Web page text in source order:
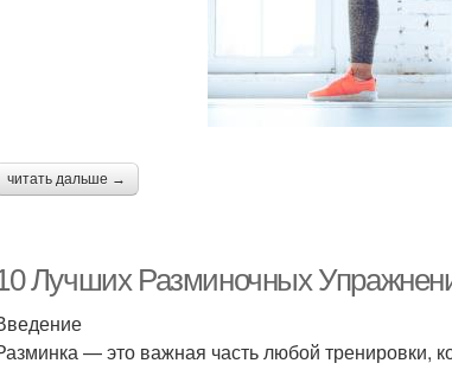
читать дальше →
Лучших Разминочных
— это важная часть любой тренировки,